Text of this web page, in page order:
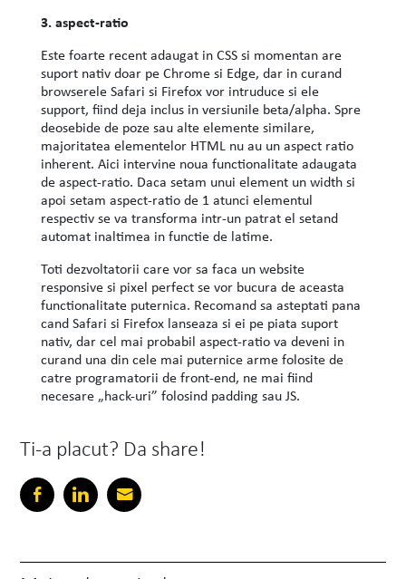
3. aspect-ratio
Este foarte recent adaugat in CSS si momentan are
suport nativ doar pe Chrome si Edge, dar in curand
browserele Safari si Firefox vor intruduce si ele
support, fiind deja inclus in versiunile beta/alpha. Spre
deosebide de poze sau alte elemente similare,
majoritatea elementelor HTML nu au un aspect ratio
inherent. Aici intervine noua functionalitate adaugata
de aspect-ratio. Daca setam unui element un width si
apoi setam aspect-ratio de 1 atunci elementul
respectiv se va transforma intr-un patrat el setand
automat inaltimea in functie de latime.
Toti dezvoltatorii care vor sa faca un website
responsive si pixel perfect se vor bucura de aceasta
functionalitate puternica. Recomand sa asteptati pana
cand Safari si Firefox lanseaza si ei pe piata suport
nativ, dar cel mai probabil aspect-ratio va deveni in
curand una din cele mai puternice arme folosite de
catre programatorii de front-end, ne mai fiind
necesare „hack-uri” folosind padding sau JS.
Ti-a placut? Da share!